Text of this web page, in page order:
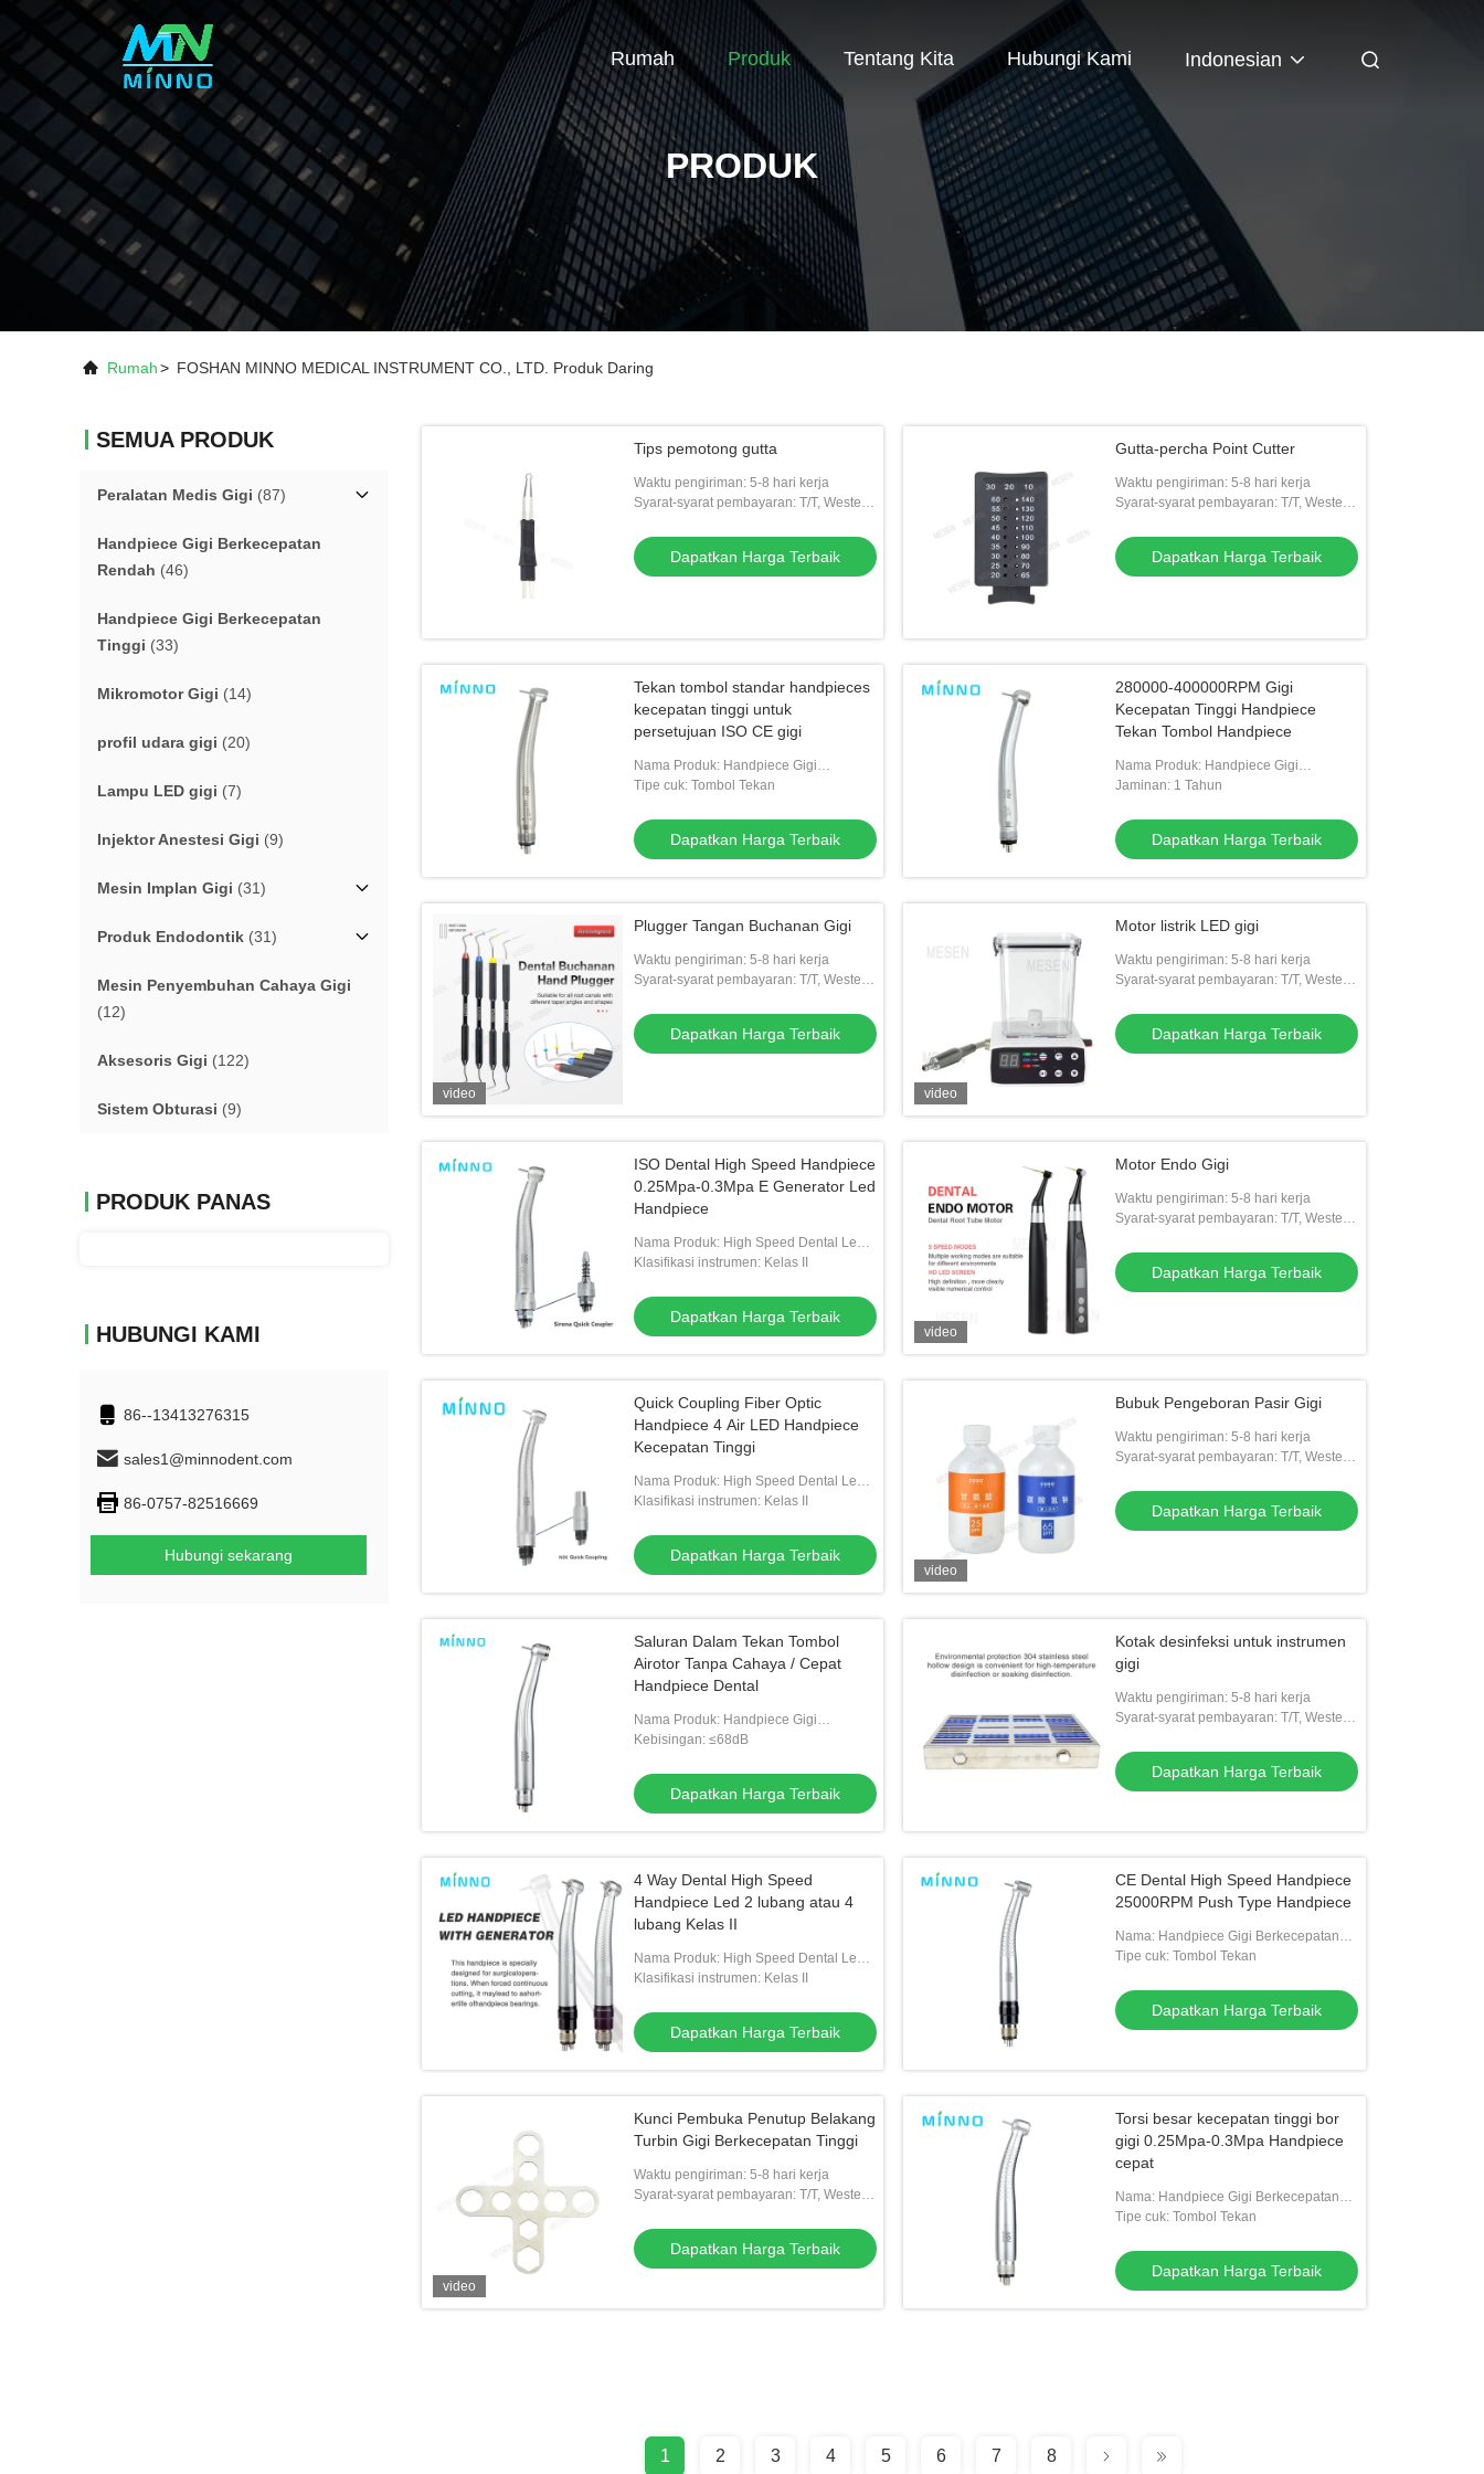
Rumah Produk Tentang Kita Hubungi Kami Indonesian
PRODUK
Rumah> FOSHAN MINNO MEDICAL INSTRUMENT CO., LTD. Produk Daring
SEMUA PRODUK
Peralatan Medis Gigi (87)
Handpiece Gigi Berkecepatan
Rendah (46)
Handpiece Gigi Berkecepatan
Tinggi (33)
Mikromotor Gigi (14)
profil udara gigi (20)
Lampu LED gigi (7)
Injektor Anestesi Gigi (9)
Mesin Implan Gigi (31)
Produk Endodontik (31)
Mesin Penyembuhan Cahaya Gigi
(12)
Aksesoris Gigi (122)
Sistem Obturasi (9)
PRODUK PANAS
HUBUNGI KAMI
86--13413276315
sales1@minnodent.com
86-0757-82516669
Hubungi sekarang
Tips pemotong gutta
Waktu pengiriman: 5-8 hari kerja
Syarat-syarat pembayaran: T/T, Western
Dapatkan Harga Terbaik
Gutta-percha Point Cutter
Waktu pengiriman: 5-8 hari kerja
Syarat-syarat pembayaran: T/T, Western
Dapatkan Harga Terbaik
Tekan tombol standar handpieces
kecepatan tinggi untuk
persetujuan ISO CE gigi
Nama Produk: Handpiece Gigi
Berkecepatan Tinggi
Tipe cuk: Tombol Tekan
Dapatkan Harga Terbaik
280000-400000RPM Gigi
Kecepatan Tinggi Handpiece
Tekan Tombol Handpiece
Nama Produk: Handpiece Gigi
Berkecepatan Tinggi
Jaminan: 1 Tahun
Dapatkan Harga Terbaik
video
Plugger Tangan Buchanan Gigi
Waktu pengiriman: 5-8 hari kerja
Syarat-syarat pembayaran: T/T, Western
Dapatkan Harga Terbaik
video
Motor listrik LED gigi
Waktu pengiriman: 5-8 hari kerja
Syarat-syarat pembayaran: T/T, Western
Dapatkan Harga Terbaik
ISO Dental High Speed Handpiece
0.25Mpa-0.3Mpa E Generator Led
Handpiece
Nama Produk: High Speed Dental Led
Handpiece
Klasifikasi instrumen: Kelas II
Dapatkan Harga Terbaik
video
Motor Endo Gigi
Waktu pengiriman: 5-8 hari kerja
Syarat-syarat pembayaran: T/T, Western
Dapatkan Harga Terbaik
Quick Coupling Fiber Optic
Handpiece 4 Air LED Handpiece
Kecepatan Tinggi
Nama Produk: High Speed Dental Led
Handpiece
Klasifikasi instrumen: Kelas II
Dapatkan Harga Terbaik
video
Bubuk Pengeboran Pasir Gigi
Waktu pengiriman: 5-8 hari kerja
Syarat-syarat pembayaran: T/T, Western
Dapatkan Harga Terbaik
Saluran Dalam Tekan Tombol
Airotor Tanpa Cahaya / Cepat
Handpiece Dental
Nama Produk: Handpiece Gigi
Berkecepatan Tinggi
Kebisingan: ≤68dB
Dapatkan Harga Terbaik
Kotak desinfeksi untuk instrumen
gigi
Waktu pengiriman: 5-8 hari kerja
Syarat-syarat pembayaran: T/T, Western
Dapatkan Harga Terbaik
4 Way Dental High Speed
Handpiece Led 2 lubang atau 4
lubang Kelas II
Nama Produk: High Speed Dental Led
Handpiece
Klasifikasi instrumen: Kelas II
Dapatkan Harga Terbaik
CE Dental High Speed Handpiece
25000RPM Push Type Handpiece
Nama: Handpiece Gigi Berkecepatan
Tinggi
Tipe cuk: Tombol Tekan
Dapatkan Harga Terbaik
video
Kunci Pembuka Penutup Belakang
Turbin Gigi Berkecepatan Tinggi
Waktu pengiriman: 5-8 hari kerja
Syarat-syarat pembayaran: T/T, Western
Dapatkan Harga Terbaik
Torsi besar kecepatan tinggi bor
gigi 0.25Mpa-0.3Mpa Handpiece
cepat
Nama: Handpiece Gigi Berkecepatan
Tinggi
Tipe cuk: Tombol Tekan
Dapatkan Harga Terbaik
1 2 3 4 5 6 7 8